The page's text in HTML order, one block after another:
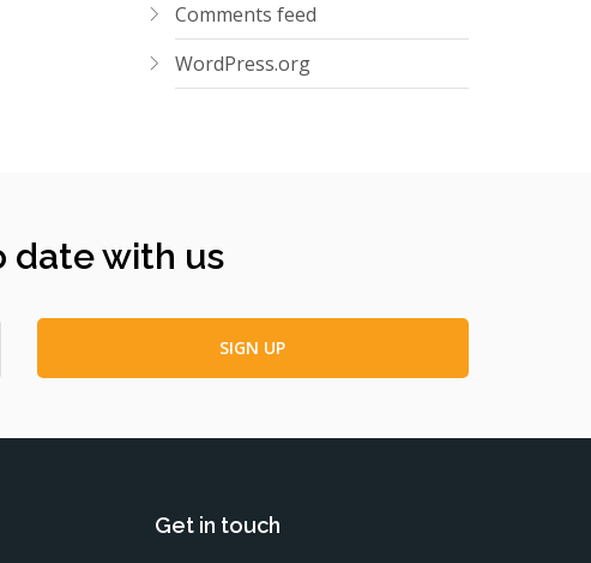
Comments feed
WordPress.org
date with us
Get in touch